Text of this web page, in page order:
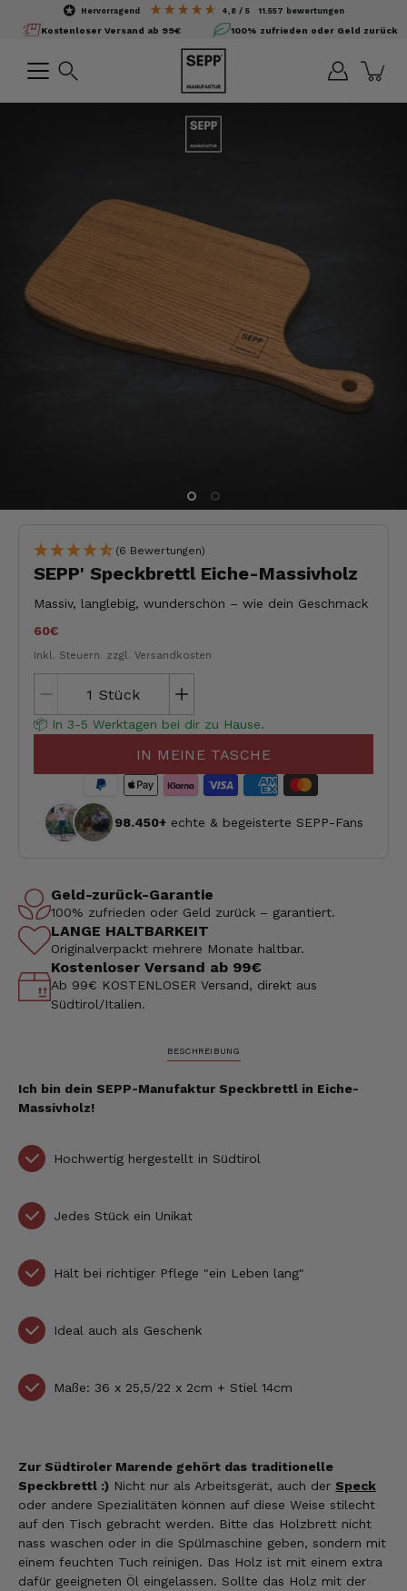
überspringen
Kostenloser Versand ab 99€
hervorragend 4,8 / 5 11.557 bewertungen
100% zufrieden oder Geld zurück
(6 Bewertungen)
SEPP' Speckbrettl Eiche-Massivholz
Massiv, langlebig, wunderschön – wie dein Geschmack
60€
Inkl. Steuern. zzgl. Versandkosten
Stück
📦 In 3-5 Werktagen bei dir zu Hause.
IN MEINE TASCHE
98.450+ echte & begeisterte SEPP-Fans
Geld-zurück-Garantie
100% zufrieden oder Geld zurück – garantiert.
LANGE HALTBARKEIT
Originalverpackt mehrere Monate haltbar.
Kostenloser Versand ab 99€
Ab 99€ KOSTENLOSER Versand, direkt aus
Südtirol/Italien.
BESCHREIBUNG
Ich bin dein SEPP-Manufaktur Speckbrettl in Eiche-
Massivholz!
Hochwertig hergestellt in Südtirol
Jedes Stück ein Unikat
Hält bei richtiger Pflege "ein Leben lang"
Ideal auch als Geschenk
Maße: 36 x 25,5/22 x 2cm + Stiel 14cm
Zur Südtiroler Marende gehört das traditionelle
Speckbrettl :) Nicht nur als Arbeitsgerät, auch der Speck
oder andere Spezialitäten können auf diese Weise stilecht
auf den Tisch gebracht werden. Bitte das Holzbrett nicht
nass waschen oder in die Spülmaschine geben, sondern mit
einem feuchten Tuch reinigen. Das Holz ist mit einem extra
dafür geeigneten Öl eingelassen. Sollte das Holz mit der